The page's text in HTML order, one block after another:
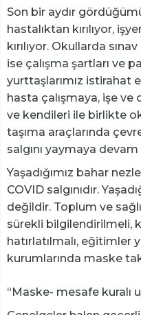
Son bir aydır
hastalıktan kırılıyor,
kırılıyor. Okullarda
ise çalışma şartları ve
yurttaşlarımız istirahat
hasta çalışmaya, işe
ve kendileri ile birlikte
taşıma araçlarında
salgını yaymaya
Yaşadığımız bahar
COVID salgınıdır.
değildir. Toplum ve
sürekli bilgilendirilmeli,
hatırlatılmalı, eğitimler
kurumlarında maske
“Maske- mesafe kuralı